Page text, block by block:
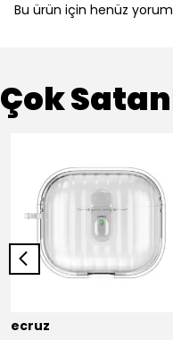
Bu ürün için henüz yorum
Çok
ecruz